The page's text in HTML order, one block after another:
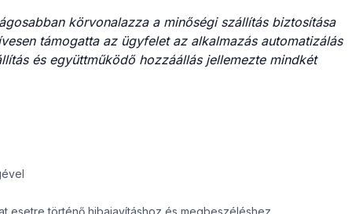
körvonalazza a minőségi szállítás biztosítása
támogatta az ügyfelet az alkalmazás automatizálás
és együttműködő hozzáállás jellemezte mindkét
esetre történő hibajavításhoz és megbeszéléshez